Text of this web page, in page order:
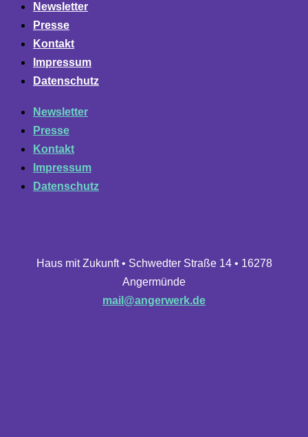
Newsletter
Presse
Kontakt
Impressum
Datenschutz
Newsletter
Presse
Kontakt
Impressum
Datenschutz
Haus mit Zukunft • Schwedter Straße 14 • 16278
Angermünde
mail@angerwerk.de